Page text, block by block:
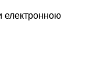
електронною